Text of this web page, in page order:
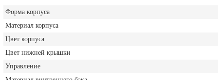
Форма корпуса
Материал корпуса
Цвет корпуса
Цвет нижней крышки
Управление